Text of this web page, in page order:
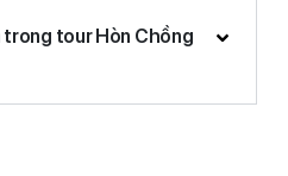
trong tour Hòn Chồng